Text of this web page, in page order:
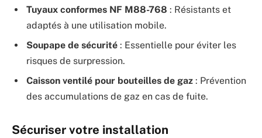
Tuyaux conformes NF M88-768 : Résistants et
adaptés à une utilisation mobile.
Soupape de sécurité : Essentielle pour éviter les
risques de surpression.
Caisson ventilé pour bouteilles de gaz : Prévention
des accumulations de gaz en cas de fuite.
Sécuriser votre installation